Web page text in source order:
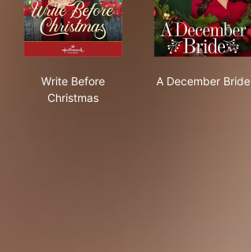
Write Before
Christmas
A December Bride